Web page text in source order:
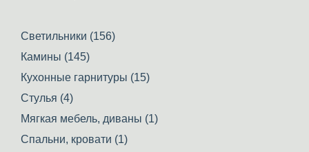
Светильники (156)
Камины (145)
Кухонные гарнитуры (15)
Стулья (4)
Мягкая мебель, диваны (1)
Спальни, кровати (1)